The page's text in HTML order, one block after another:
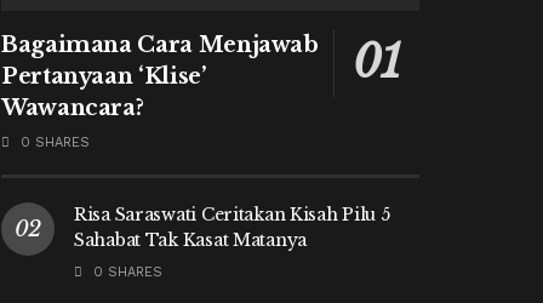
Bagaimana Cara Menjawab
Pertanyaan ‘Klise’
Wawancara?
0 SHARES
Risa Saraswati Ceritakan Kisah Pilu 5
Sahabat Tak Kasat Matanya
0 SHARES